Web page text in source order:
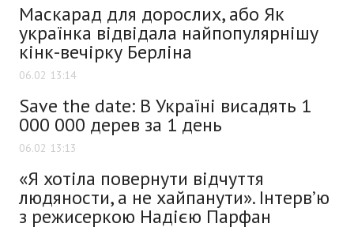
Маскарад для дорослих, або Як
українка відвідала найпопулярнішу
кінк-вечірку Берліна
06.02 13:14
Save the date: В Україні висадять 1
000 000 дерев за 1 день
06.02 13:13
«Я хотіла повернути відчуття
людяности, а не хайпанути». Інтерв’ю
з режисеркою Надією Парфан